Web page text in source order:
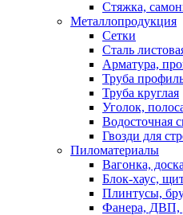
Стяжка,
Металлопродукция
Сетки
Сталь
Арматура,
Труба
Труба круглая
Уголок,
Водосточная
Гвозди для
Пиломатериалы
Вагонка, доска
Блок-хаус,
Плинтусы,
Фанера,